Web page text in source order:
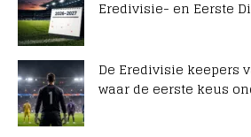
Eredivisie- en Eerste
De Eredivisie keepers
waar de eerste keus